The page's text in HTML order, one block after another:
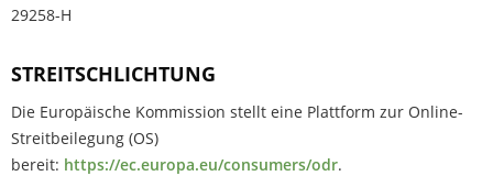
29258-H
STREITSCHLICHTUNG
Die Europäische Kommission stellt eine Plattform zur Online-
Streitbeilegung (OS)
bereit: https://ec.europa.eu/consumers/odr.